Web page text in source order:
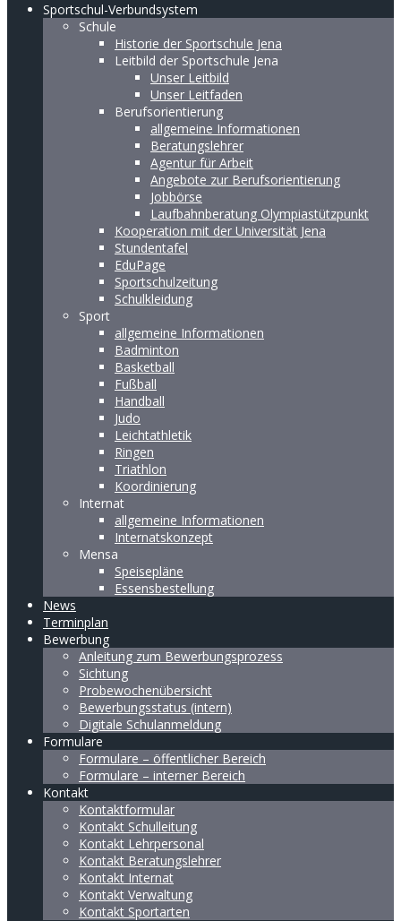
Sportschul-Verbundsystem
Schule
Historie der Sportschule Jena
Leitbild der Sportschule Jena
Unser Leitbild
Unser Leitfaden
Berufsorientierung
allgemeine Informationen
Beratungslehrer
Agentur für Arbeit
Angebote zur Berufsorientierung
Jobbörse
Laufbahnberatung Olympiastützpunkt
Kooperation mit der Universität Jena
Stundentafel
EduPage
Sportschulzeitung
Schulkleidung
Sport
allgemeine Informationen
Badminton
Basketball
Fußball
Handball
Judo
Leichtathletik
Ringen
Triathlon
Koordinierung
Internat
allgemeine Informationen
Internatskonzept
Mensa
Speisepläne
Essensbestellung
News
Terminplan
Bewerbung
Anleitung zum Bewerbungsprozess
Sichtung
Probewochenübersicht
Bewerbungsstatus (intern)
Digitale Schulanmeldung
Formulare
Formulare – öffentlicher Bereich
Formulare – interner Bereich
Kontakt
Kontaktformular
Kontakt Schulleitung
Kontakt Lehrpersonal
Kontakt Beratungslehrer
Kontakt Internat
Kontakt Verwaltung
Kontakt Sportarten